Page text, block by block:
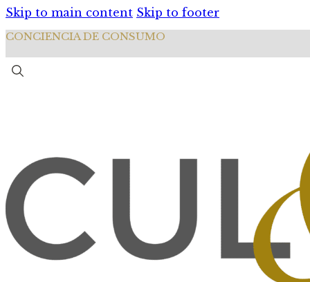
Skip to main content Skip to footer
CONCIENCIA DE CONSUMO